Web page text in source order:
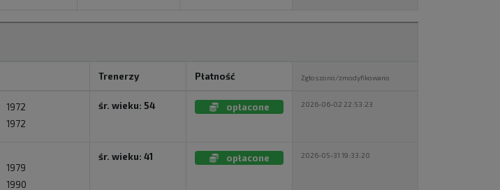
Trenerzy Płatność Zgłoszono/zmodyfikowano
1972
1972
śr. wieku: 54 opłacone 2026-06-02 22:53:23
1979
1990
śr. wieku: 41 opłacone 2026-05-31 19:33:20